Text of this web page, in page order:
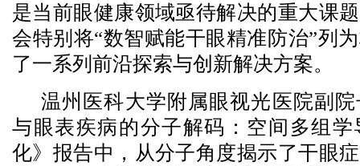
是当前眼健康领域亟待解决的重大课
会特别将“数智赋能干眼精准防治”列
了一系列前沿探索与创新解决方案。
温州医科大学附属眼视光医院副
与眼表疾病的分子解码：空间多组
化》报告中，从分子角度揭示了干眼